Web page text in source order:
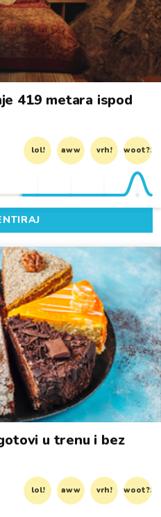
419 metara ispod
lol! aww vrh! woot?!
u trenu i bez
lol! aww vrh! woot?!